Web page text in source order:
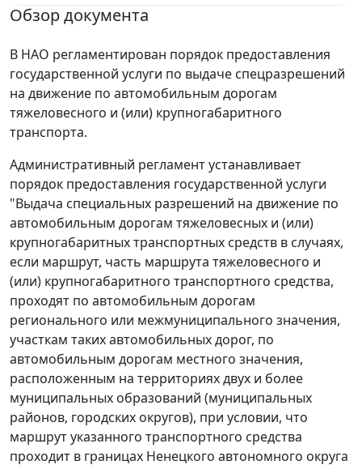
Обзор документа
В НАО регламентирован порядок предоставления
государственной услуги по выдаче спецразрешений
на движение по автомобильным дорогам
тяжеловесного и (или) крупногабаритного
транспорта.
Административный регламент устанавливает
порядок предоставления государственной услуги
"Выдача специальных разрешений на движение по
автомобильным дорогам тяжеловесных и (или)
крупногабаритных транспортных средств в случаях,
если маршрут, часть маршрута тяжеловесного и
(или) крупногабаритного транспортного средства,
проходят по автомобильным дорогам
регионального или межмуниципального значения,
участкам таких автомобильных дорог, по
автомобильным дорогам местного значения,
расположенным на территориях двух и более
муниципальных образований (муниципальных
районов, городских округов), при условии, что
маршрут указанного транспортного средства
проходит в границах Ненецкого автономного округа